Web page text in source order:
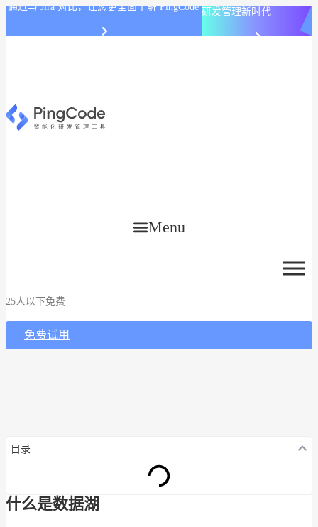
通过与 Jira 对比，让您更全面了解 PingCode 研发管理新时代
Menu
25人以下免费
免费试用
目录
什么是数据湖